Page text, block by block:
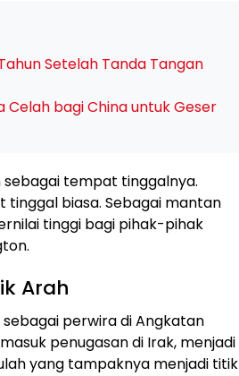
Setelah Tanda Tangan
Celah bagi China untuk Geser
sebagai tempat tinggalnya.
biasa. Sebagai mantan
tinggi bagi pihak-pihak
Arah
perwira di Angkatan
penugasan di Irak, menjadi
yang tampaknya menjadi titik